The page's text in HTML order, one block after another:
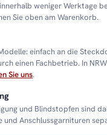
weniger Werktage
Sie oben am Warenkorb.
einfach an die
einen Fachbetrieb. In
Sie uns.
und Blindstopfen sind
und Anschlussgarnituren